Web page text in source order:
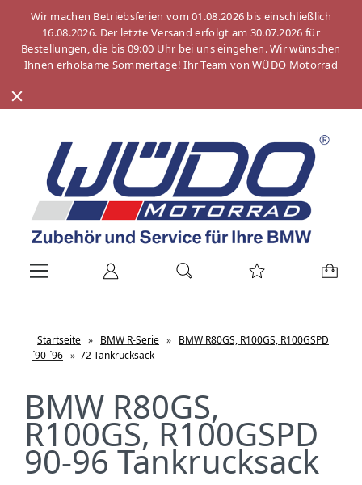
Wir machen Betriebsferien vom 01.08.2026 bis einschließlich
16.08.2026. Der letzte Versand erfolgt am 30.07.2026 für
Bestellungen, die bis 09:00 Uhr bei uns eingehen. Wir wünschen
Ihnen erholsame Sommertage! Ihr Team von WÜDO Motorrad
Startseite » BMW R-Serie » BMW R80GS, R100GS, R100GSPD
´90-´96 » 72 Tankrucksack
BMW R80GS,
R100GS, R100GSPD
90-96 Tankrucksack